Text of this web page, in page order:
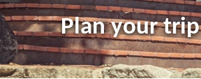
Plan your trip